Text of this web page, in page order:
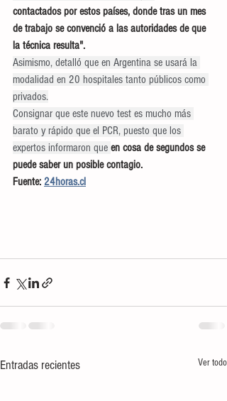
contactados por estos países, donde tras un mes
de trabajo se convenció a las autoridades de que
la técnica resulta".
Asimismo, detalló que en Argentina se usará la
modalidad en 20 hospitales tanto públicos como
privados.
Consignar que este nuevo test es mucho más
barato y rápido que el PCR, puesto que los
expertos informaron que en cosa de segundos se
puede saber un posible contagio.
Fuente: 24horas.cl
Entradas recientes Ver todo